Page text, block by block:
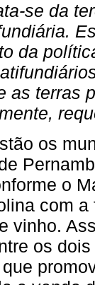
se da
da
as terras
os
o
com
vinho.
os